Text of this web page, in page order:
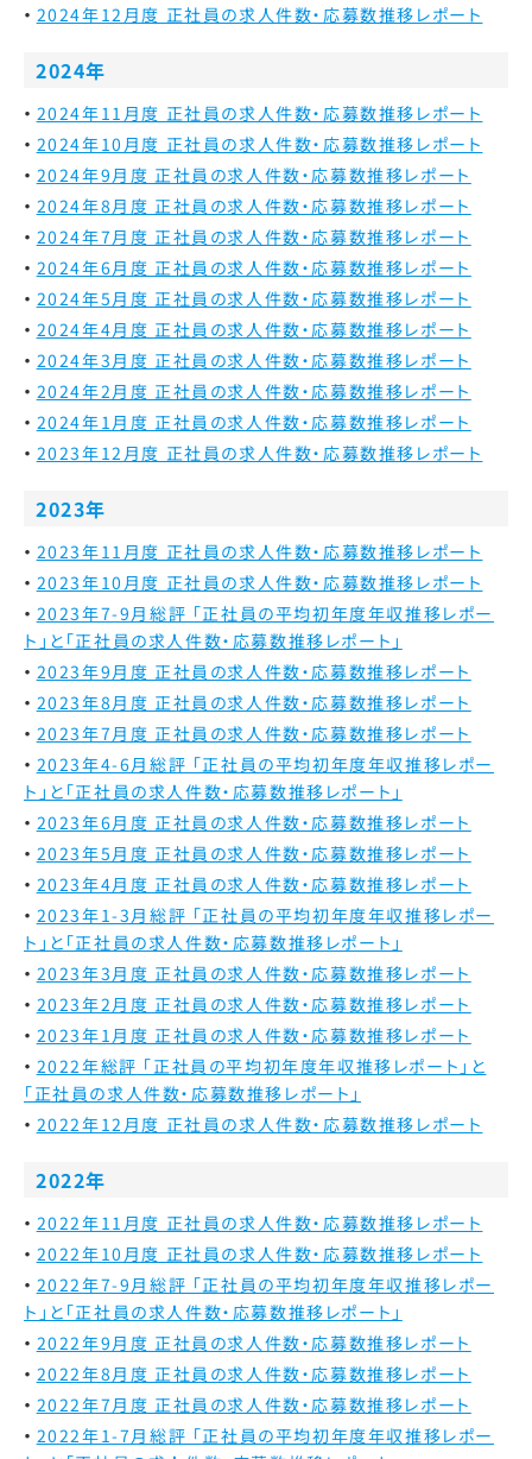
2024年12月度 正社員の求人件数・応募数推移レポート
2024年
2024年11月度 正社員の求人件数・応募数推移レポート
2024年10月度 正社員の求人件数・応募数推移レポート
2024年9月度 正社員の求人件数・応募数推移レポート
2024年8月度 正社員の求人件数・応募数推移レポート
2024年7月度 正社員の求人件数・応募数推移レポート
2024年6月度 正社員の求人件数・応募数推移レポート
2024年5月度 正社員の求人件数・応募数推移レポート
2024年4月度 正社員の求人件数・応募数推移レポート
2024年3月度 正社員の求人件数・応募数推移レポート
2024年2月度 正社員の求人件数・応募数推移レポート
2024年1月度 正社員の求人件数・応募数推移レポート
2023年12月度 正社員の求人件数・応募数推移レポート
2023年
2023年11月度 正社員の求人件数・応募数推移レポート
2023年10月度 正社員の求人件数・応募数推移レポート
2023年7-9月総評 「正社員の平均初年度年収推移レポー
ト」と「正社員の求人件数・応募数推移レポート」
2023年9月度 正社員の求人件数・応募数推移レポート
2023年8月度 正社員の求人件数・応募数推移レポート
2023年7月度 正社員の求人件数・応募数推移レポート
2023年4-6月総評 「正社員の平均初年度年収推移レポー
ト」と「正社員の求人件数・応募数推移レポート」
2023年6月度 正社員の求人件数・応募数推移レポート
2023年5月度 正社員の求人件数・応募数推移レポート
2023年4月度 正社員の求人件数・応募数推移レポート
2023年1-3月総評 「正社員の平均初年度年収推移レポー
ト」と「正社員の求人件数・応募数推移レポート」
2023年3月度 正社員の求人件数・応募数推移レポート
2023年2月度 正社員の求人件数・応募数推移レポート
2023年1月度 正社員の求人件数・応募数推移レポート
2022年総評 「正社員の平均初年度年収推移レポート」と
「正社員の求人件数・応募数推移レポート」
2022年12月度 正社員の求人件数・応募数推移レポート
2022年
2022年11月度 正社員の求人件数・応募数推移レポート
2022年10月度 正社員の求人件数・応募数推移レポート
2022年7-9月総評 「正社員の平均初年度年収推移レポー
ト」と「正社員の求人件数・応募数推移レポート」
2022年9月度 正社員の求人件数・応募数推移レポート
2022年8月度 正社員の求人件数・応募数推移レポート
2022年7月度 正社員の求人件数・応募数推移レポート
2022年1-7月総評 「正社員の平均初年度年収推移レポー